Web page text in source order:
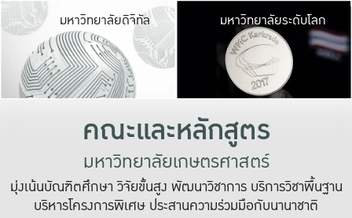
มหาวิทยาลัยดิจิทัล มหาวิ
เปลี่ยนแปลง แล
เพื่อทำง
ระบบสารสนเทศ
มหาวิทยาลัยระดับโลก
คณะและหลักสูตร
มหาวิทยาลัยเกษตรศาสตร์
มุ่งเน้นบัณฑิตศึกษา วิจัยขั้นสูง พัฒนาวิชาการ บริการวิชาพื้นฐาน
บริหารโครงการพิเศษ ประสานความร่วมมือกับนานาชาติ